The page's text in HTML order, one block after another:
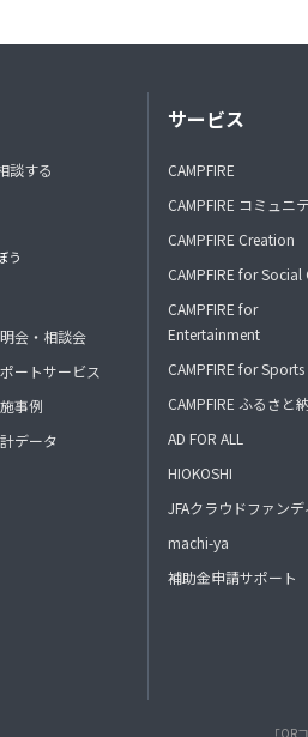
談する
う
会・相談会
ートサービス
事例
データ
サービス
CAMPFIRE
CAMPFIRE コミュニ
CAMPFIRE Creation
CAMPFIRE for
CAMPFIRE for
Entertainment
CAMPFIRE for Sports
CAMPFIRE ふるさと
AD FOR ALL
HIOKOSHI
JFAクラウドファン
machi-ya
補助金申請サポート
「QR